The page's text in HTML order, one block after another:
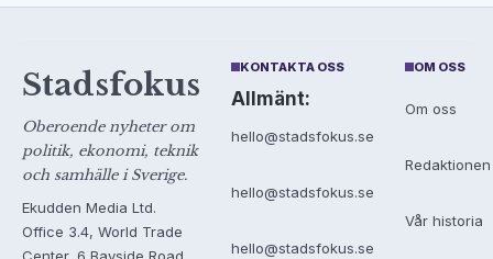
Stadsfokus
Oberoende nyheter om
politik, ekonomi, teknik
och samhälle i Sverige.
Ekudden Media Ltd.
Office 3.4, World Trade
KONTAKTA OSS
Allmänt:
hello@stadsfokus.se
hello@stadsfokus.se
hello@stadsfokus.se
OM OSS
Om oss
Redaktionen
Vår historia